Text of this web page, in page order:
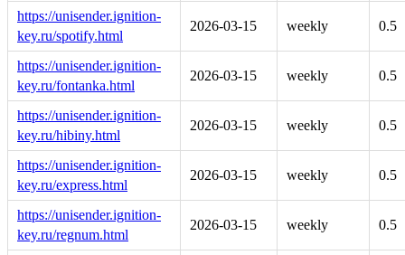
https://unisender.ignition-
key.ru/spotify.html
2026-03-15 weekly 0.5
https://unisender.ignition-
key.ru/fontanka.html
2026-03-15 weekly 0.5
https://unisender.ignition-
key.ru/hibiny.html
2026-03-15 weekly 0.5
https://unisender.ignition-
key.ru/express.html
2026-03-15 weekly 0.5
https://unisender.ignition-
key.ru/regnum.html
2026-03-15 weekly 0.5